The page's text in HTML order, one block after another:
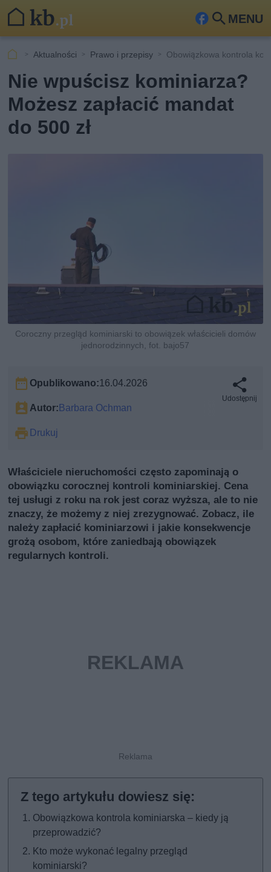
MENU
Fa
ook
Szu
Aktualności Prawo i przepisy Obowiązkowa kontrola
Nie wpuścisz kominiarza?
Możesz zapłacić mandat
do 500 zł
Coroczny przegląd kominiarski to obowiązek właścicieli domów
jednorodzinnych, fot. bajo57
Opublikowano:16.04.2026
Autor:Barbara Ochman
Drukuj
Udostępnij
Właściciele nieruchomości często zapominają o
obowiązku corocznej kontroli kominiarskiej. Cena
tej usługi z roku na rok jest coraz wyższa, ale to nie
znaczy, że możemy z niej zrezygnować. Zobacz, ile
należy zapłacić kominiarzowi i jakie konsekwencje
grożą osobom, które zaniedbają obowiązek
regularnych kontroli.
Obowiązkowa kontrola kominiarska – kiedy ją
przeprowadzić?
Kto może wykonać legalny przegląd
kominiarski?